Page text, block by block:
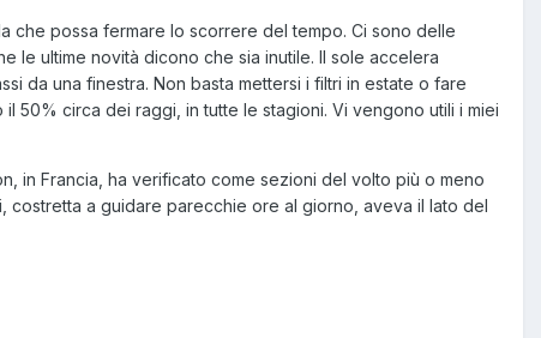
che possa fermare lo scorrere del tempo. Ci sono delle
ultime novità dicono che sia inutile. Il sole accelera
da una finestra. Non basta mettersi i filtri in estate o fare
50% circa dei raggi, in tutte le stagioni. Vi vengono utili i miei
in Francia, ha verificato come sezioni del volto più o meno
a guidare parecchie ore al giorno, aveva il lato del